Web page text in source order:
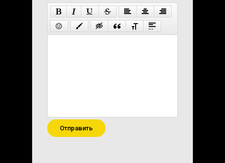
Отправить